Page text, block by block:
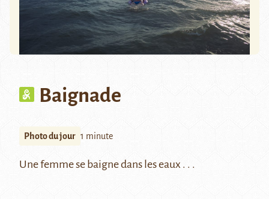
Baignade
Photo du jour 1 minute
Une femme se baigne dans les eaux . . .